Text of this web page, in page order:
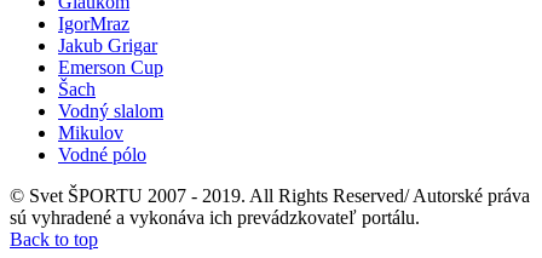
IgorMraz
Jakub Grigar
Emerson Cup
Šach
Vodný slalom
Mikulov
Vodné pólo
© Svet ŠPORTU 2007 - 2019. All Rights Reserved/ Autorské práva
sú vyhradené a vykonáva ich prevádzkovateľ portálu.
Back to top